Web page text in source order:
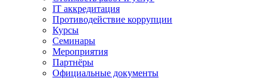
IT аккредитация
Противодействие коррупции
Курсы
Семинары
Мероприятия
Партнёры
Официальные документы